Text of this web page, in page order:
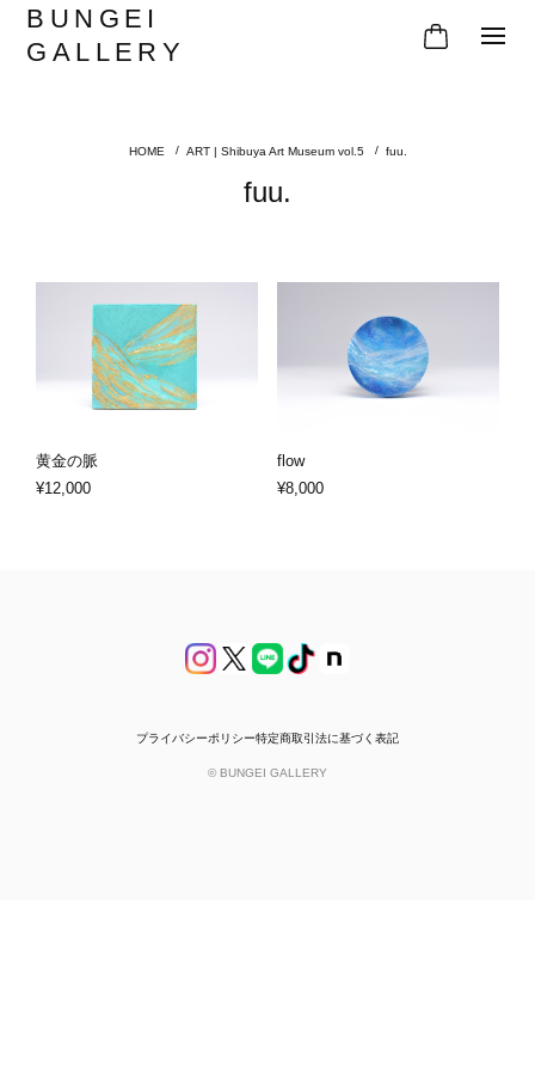
BUNGEI
GALLERY
ART | Shibuya Art Museum vol.5 fuu.
fuu.
黄金の脈
¥12,000
flow
¥8,000
プライバシーポリシー特定商取引法に基づく表記
© BUNGEI GALLERY